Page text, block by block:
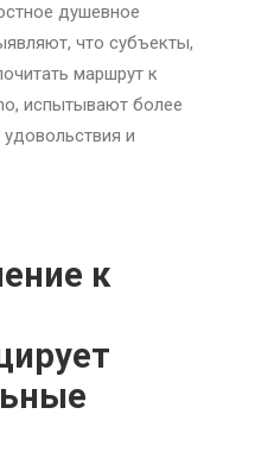
душевное
что субъекты,
маршрут к
испытывают более
и
к